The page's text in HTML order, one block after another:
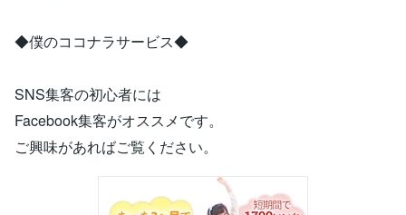
◆僕のココナラサービス◆
SNS集客の初心者には
Facebook集客がオススメです。
ご興味があればご覧ください。